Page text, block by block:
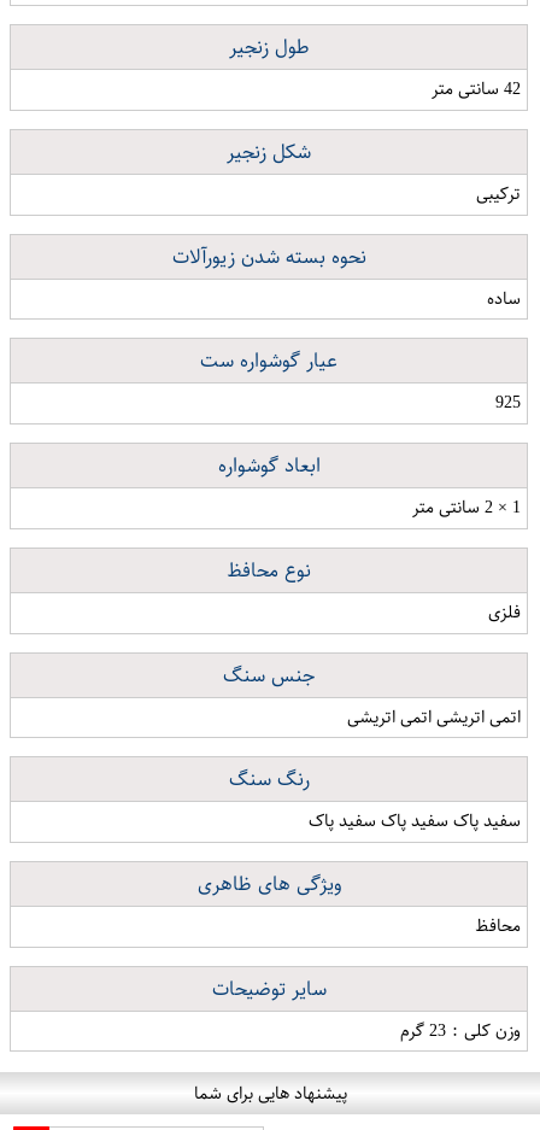
طول زنجیر
42 سانتی متر
شکل زنجیر
ترکیبی
نحوه بسته شدن زیورآلات
ساده
عیار گوشواره ست
925
ابعاد گوشواره
1 × 2 سانتی متر
نوع محافظ
فلزی
جنس سنگ
اتمی اتریشی اتمی اتریشی
رنگ سنگ
سفید پاک سفید پاک سفید پاک
ویژگی های ظاهری
محافظ
سایر توضیحات
وزن کلی : 23 گرم
پیشنهاد هایی برای شما